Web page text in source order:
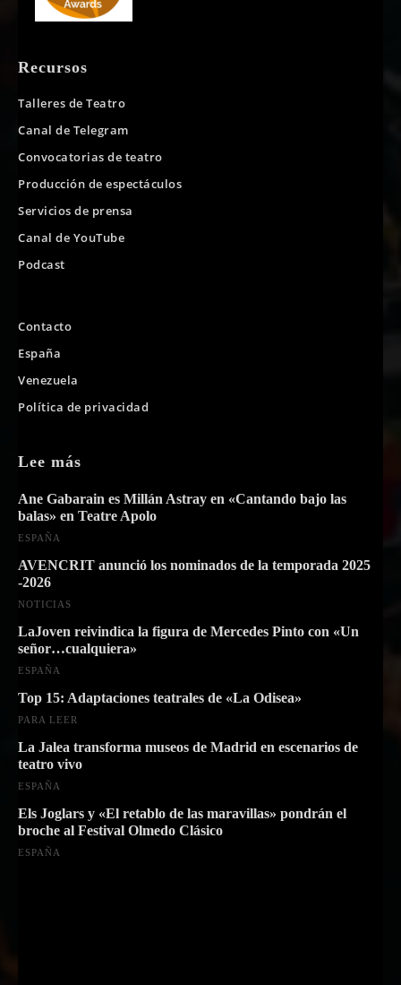
Recursos
Talleres de Teatro
Canal de Telegram
Convocatorias de teatro
Producción de espectáculos
Servicios de prensa
Canal de YouTube
Podcast
Contacto
España
Venezuela
Política de privacidad
Lee más
Ane Gabarain es Millán Astray en «Cantando bajo las
balas» en Teatre Apolo
ESPAÑA
AVENCRIT anunció los nominados de la temporada 2025
-2026
NOTICIAS
LaJoven reivindica la figura de Mercedes Pinto con «Un
señor…cualquiera»
ESPAÑA
Top 15: Adaptaciones teatrales de «La Odisea»
PARA LEER
La Jalea transforma museos de Madrid en escenarios de
teatro vivo
ESPAÑA
Els Joglars y «El retablo de las maravillas» pondrán el
broche al Festival Olmedo Clásico
ESPAÑA